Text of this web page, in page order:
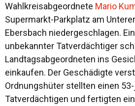
Wahlkreisabgeordnete Mario
Supermarkt-Parkplatz am
Ebersbach niedergeschlagen.
unbekannter Tatverdächtiger
Landtagsabgeordneten ins
einkaufen. Der Geschädigte
Ordnungshüter stellten einen
Tatverdächtigen und fertigten